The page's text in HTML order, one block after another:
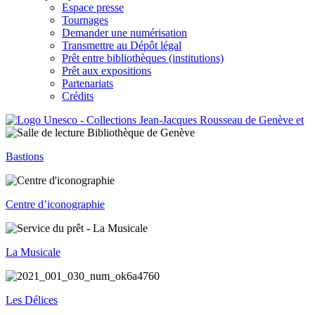
Espace presse
Tournages
Demander une numérisation
Transmettre au Dépôt légal
Prêt entre bibliothèques (institutions)
Prêt aux expositions
Partenariats
Crédits
Bastions
Centre d’iconographie
La Musicale
Les Délices